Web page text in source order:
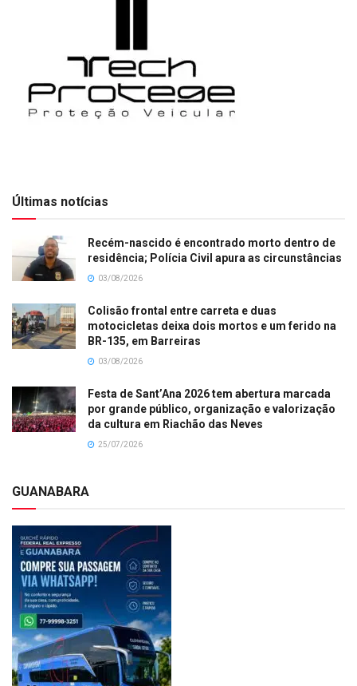
Últimas notícias
Recém-nascido é encontrado morto dentro de
residência; Polícia Civil apura as circunstâncias
03/08/2026
Colisão frontal entre carreta e duas
motocicletas deixa dois mortos e um ferido na
BR-135, em Barreiras
03/08/2026
Festa de Sant’Ana 2026 tem abertura marcada
por grande público, organização e valorização
da cultura em Riachão das Neves
25/07/2026
GUANABARA